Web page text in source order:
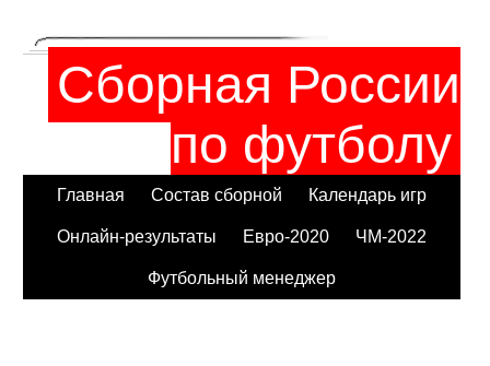
Сборная России
по футболу
Главная Состав сборной Календарь игр
Онлайн-результаты Евро-2020 ЧМ-2022
Футбольный менеджер